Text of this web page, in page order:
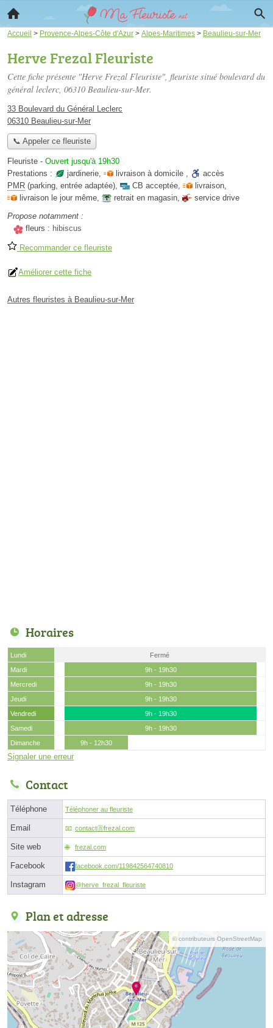
Accueil > Provence-Alpes-Côte d'Azur > Alpes-Maritimes > Beaulieu-sur-Mer
Herve Frezal Fleuriste
Cette fiche présente "Herve Frezal Fleuriste", fleuriste situé boulevard du
général leclerc, 06310 Beaulieu-sur-Mer.
33 Boulevard du Général Leclerc
06310 Beaulieu-sur-Mer
📞 Appeler ce fleuriste
Fleuriste - Ouvert jusqu'à 19h30
Prestations :
jardinerie, livraison à domicile ,
accès
PMR (parking, entrée adaptée), CB acceptée, livraison,
livraison le jour même, retrait en magasin,
service drive
Propose notamment :
fleurs : hibiscus
Recommander ce fleuriste
Améliorer cette fiche
Autres fleuristes à Beaulieu-sur-Mer
Horaires
Lundi
Fermé
Mardi
9h - 19h30
Mercredi
9h - 19h30
Jeudi
9h - 19h30
Vendredi
9h - 19h30
Samedi
9h - 19h30
Dimanche
9h - 12h30
Signaler une erreur
Contact
Téléphone Téléphoner au fleuriste
Email contactⓐfrezal.com
Site web frezal.com
Facebook facebook.com/119842564740810
Instagram @herve_frezal_fleuriste
Plan et adresse
© contributeurs OpenStreetMap